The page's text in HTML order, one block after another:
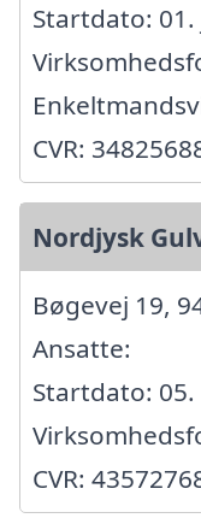
Startdato:
CVR:
Nordjysk
Bøgevej 19,
Ansatte:
Startdato:
CVR: